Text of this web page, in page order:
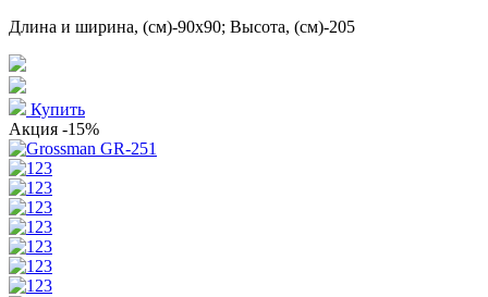
Длина и ширина, (см)-90x90; Высота, (см)-205
Купить
Акция -15%